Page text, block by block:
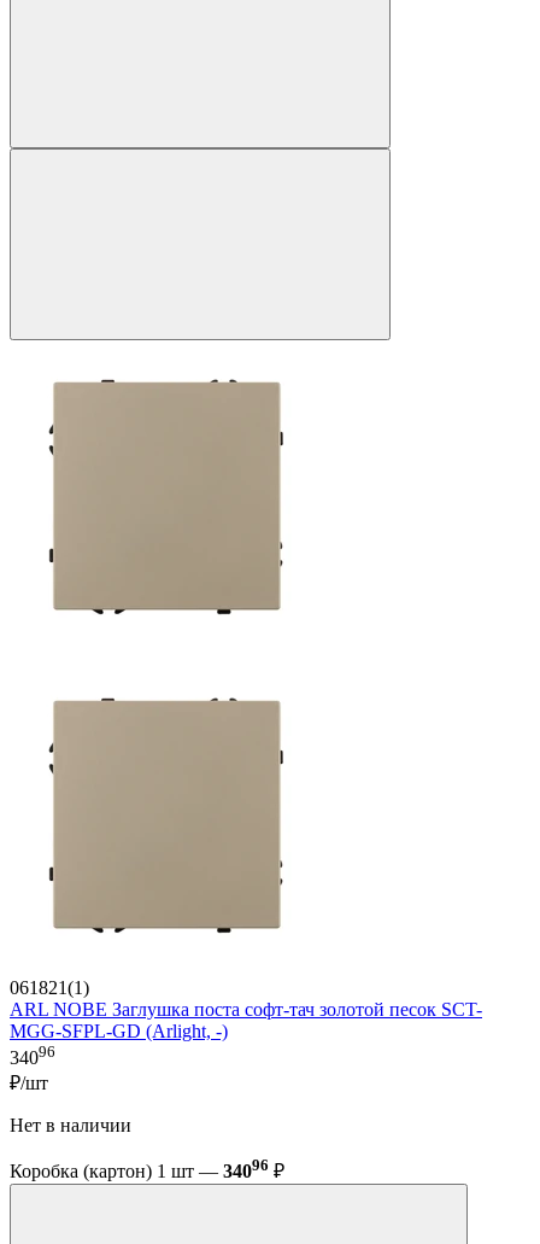
061821(1)
ARL NOBE Заглушка поста софт-тач золотой песок SCT-
MGG-SFPL-GD (Arlight, -)
34096
₽/шт
Нет в наличии
Коробка (картон) 1 шт — 34096 ₽